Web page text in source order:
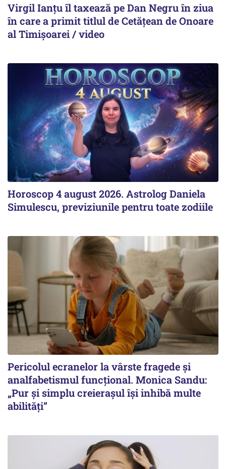
Virgil Ianțu îl taxează pe Dan Negru în ziua
în care a primit titlul de Cetățean de Onoare
al Timișoarei / video
Horoscop 4 august 2026. Astrolog Daniela
Simulescu, previziunile pentru toate zodiile
Pericolul ecranelor la vârste fragede și
analfabetismul funcțional. Monica Sandu:
„Pur și simplu creierașul își inhibă multe
abilități”